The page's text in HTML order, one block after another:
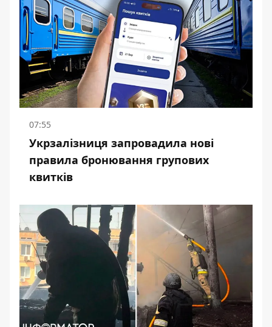
07:55
Укрзалізниця запровадила нові
правила бронювання групових
квитків